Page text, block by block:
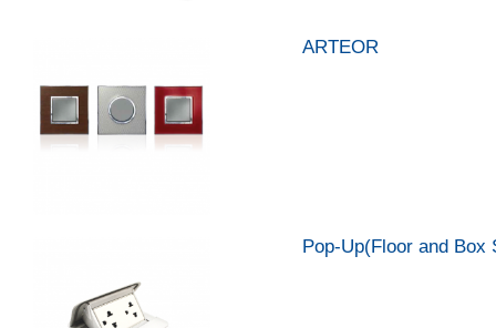
ARTEOR
Pop-Up(Floor and Box